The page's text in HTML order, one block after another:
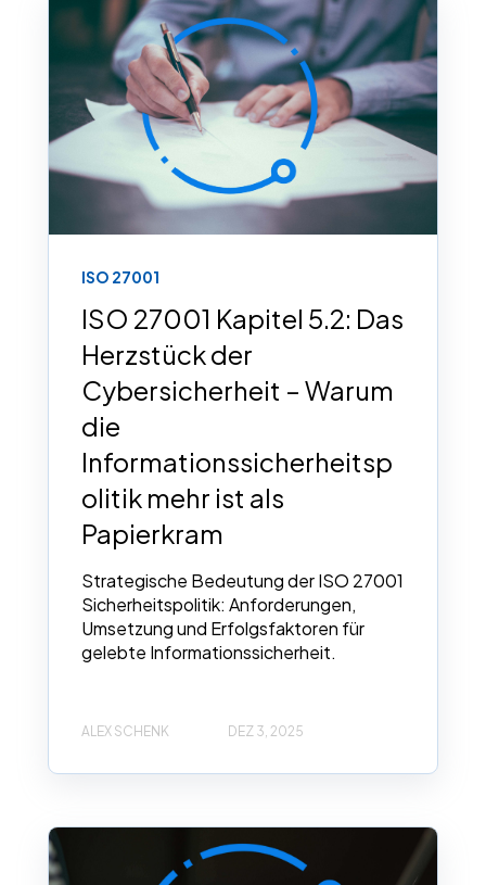
ISO 27001
ISO 27001 Kapitel 5.2: Das
Herzstück der
Cybersicherheit – Warum
die
Informationssicherheitsp
olitik mehr ist als
Papierkram
Strategische Bedeutung der ISO 27001
Sicherheitspolitik: Anforderungen,
Umsetzung und Erfolgsfaktoren für
gelebte Informationssicherheit.
ALEX SCHENK DEZ 3, 2025